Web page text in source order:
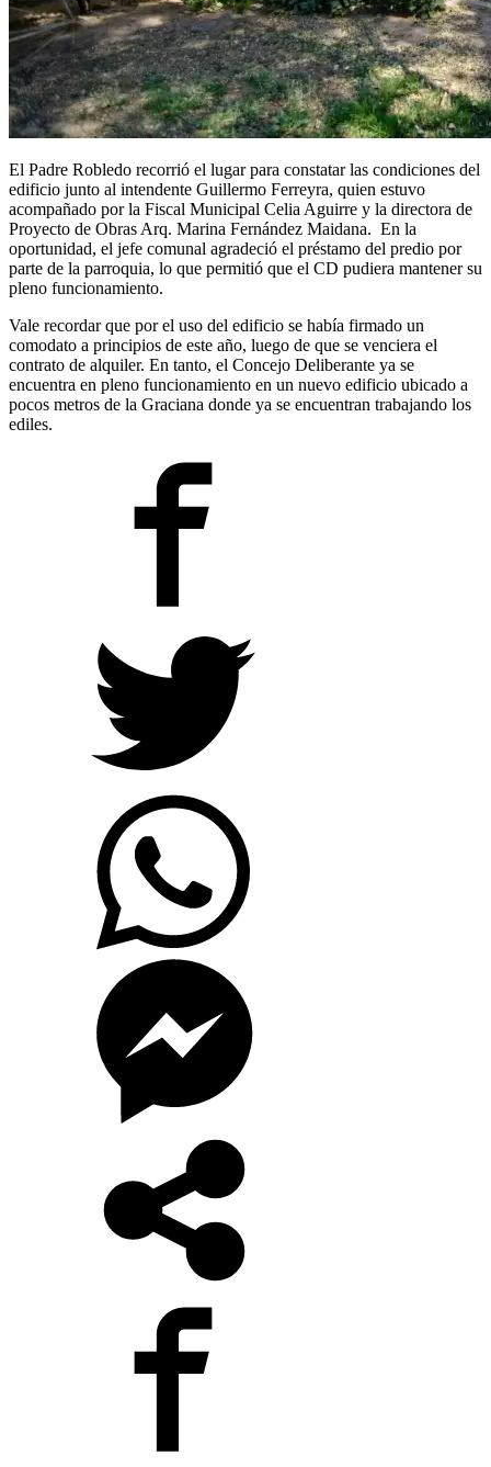
El Padre Robledo recorrió el lugar para constatar las condiciones del
edificio junto al intendente Guillermo Ferreyra, quien estuvo
acompañado por la Fiscal Municipal Celia Aguirre y la directora de
Proyecto de Obras Arq. Marina Fernández Maidana. En la
oportunidad, el jefe comunal agradeció el préstamo del predio por
parte de la parroquia, lo que permitió que el CD pudiera mantener su
pleno funcionamiento.
Vale recordar que por el uso del edificio se había firmado un
comodato a principios de este año, luego de que se venciera el
contrato de alquiler. En tanto, el Concejo Deliberante ya se
encuentra en pleno funcionamiento en un nuevo edificio ubicado a
pocos metros de la Graciana donde ya se encuentran trabajando los
ediles.